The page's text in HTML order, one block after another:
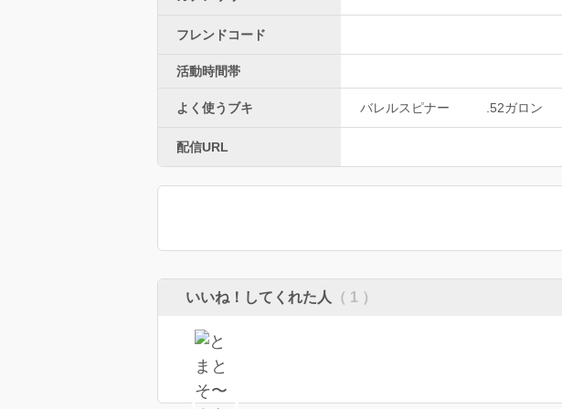
フレンドコード
活動時間帯
よく使うブキ バレルスピナー .52ガロン
配信URL
いいね！してくれた人 （ 1 ）